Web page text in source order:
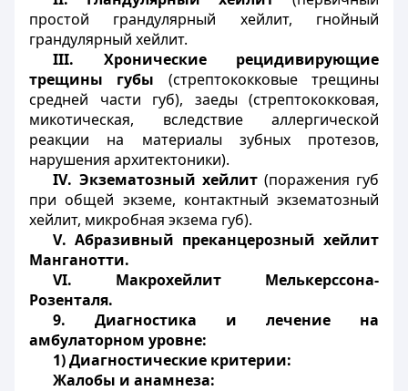
простой грандулярный хейлит, гнойный
грандулярный хейлит.
III. Хронические рецидивирующие
трещины губы (стрептококковые трещины
средней части губ), заеды (стрептококковая,
микотическая, вследствие аллергической
реакции на материалы зубных протезов,
нарушения архитектоники).
IV. Экзематозный хейлит(поражения губ
при общей экземе, контактный экзематозный
хейлит, микробная экзема губ).
V. Абразивный преканцерозный хейлит
Манганотти.
VI. Макрохейлит Мелькерссона-
Розенталя.
9. Диагностика и лечение на
амбулаторном уровне:
1) Диагностические критерии:
Жалобы и анамнеза: